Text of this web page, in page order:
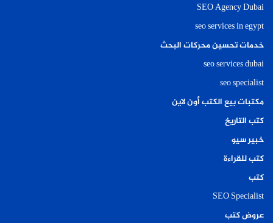
SEO Agency Dubai
seo services in egypt
خدمات تحسين محركات البحث
seo services dubai
seo specialist
مكتبات بيع الكتب أون لاين
كتب التاريخ
خبير سيو
كتب للقراءة
كتب
SEO Specialist
عروض كتب